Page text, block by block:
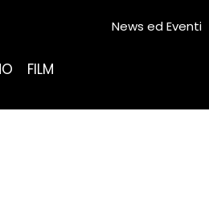
FILM
News ed Eventi